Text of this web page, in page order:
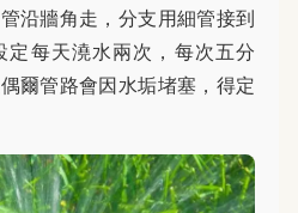
沿牆角走，分支用細管接到
定每天澆水兩次，每次五分
爾管路會因水垢堵塞，得定